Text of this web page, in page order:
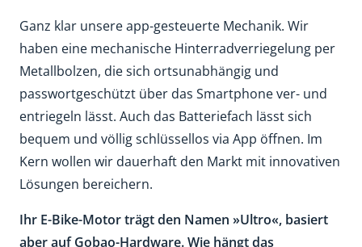
Ganz klar unsere app-gesteuerte Mechanik. Wir
haben eine mechanische Hinterradverriegelung per
Metallbolzen, die sich ortsunabhängig und
passwortgeschützt über das Smartphone ver- und
entriegeln lässt. Auch das Batteriefach lässt sich
bequem und völlig schlüssellos via App öffnen. Im
Kern wollen wir dauerhaft den Markt mit innovativen
Lösungen bereichern.
Ihr E-Bike-Motor trägt den Namen »Ultro«, basiert
aber auf Gobao-Hardware. Wie hängt das